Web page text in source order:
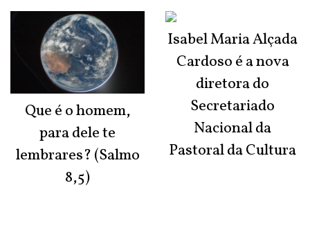
Que é o homem,
para dele te
lembrares? (Salmo
8,5)
Isabel Maria Alçada
Cardoso é a nova
diretora do
Secretariado
Nacional da
Pastoral da Cultura